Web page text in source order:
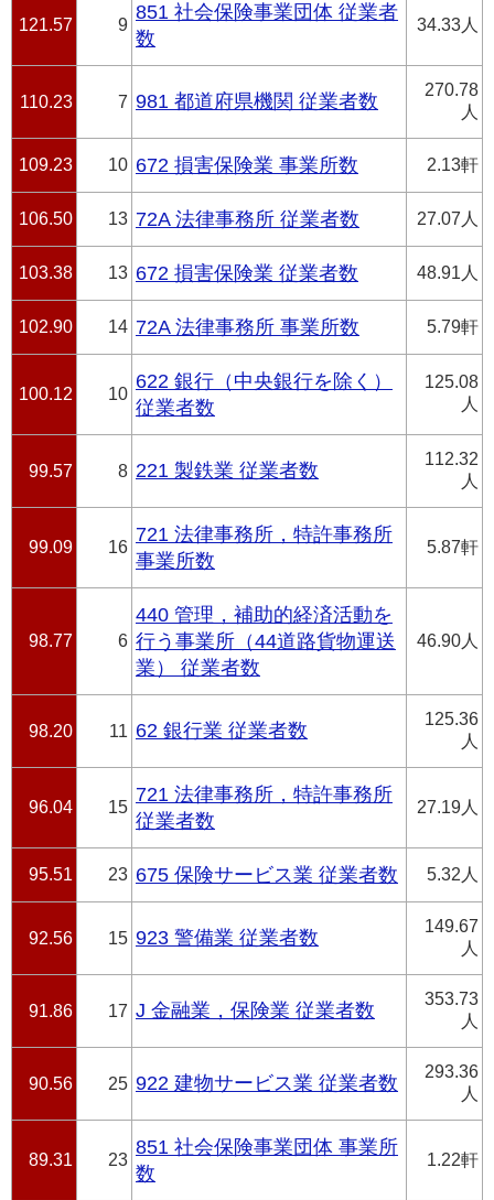
121.57 9
851 社会保険事業団体 従業者
数
34.33人
110.23 7 981 都道府県機関 従業者数
270.78
人
109.23 10 672 損害保険業 事業所数 2.13軒
106.50 13 72A 法律事務所 従業者数 27.07人
103.38 13 672 損害保険業 従業者数 48.91人
102.90 14 72A 法律事務所 事業所数 5.79軒
100.12 10
622 銀行（中央銀行を除く）
従業者数
125.08
人
99.57 8 221 製鉄業 従業者数
112.32
人
99.09 16
721 法律事務所，特許事務所
事業所数
5.87軒
98.77 6
440 管理，補助的経済活動を
行う事業所（44道路貨物運送
業） 従業者数
46.90人
98.20 11 62 銀行業 従業者数
125.36
人
96.04 15
721 法律事務所，特許事務所
従業者数
27.19人
95.51 23 675 保険サービス業 従業者数 5.32人
92.56 15 923 警備業 従業者数
149.67
人
91.86 17 J 金融業，保険業 従業者数
353.73
人
90.56 25 922 建物サービス業 従業者数
293.36
人
89.31 23
851 社会保険事業団体 事業所
数
1.22軒